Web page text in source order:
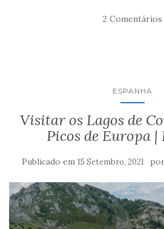
2 Comentários
ESPANHA
Visitar os Lagos de
Picos de Europa |
Publicado em 15 Setembro, 2021